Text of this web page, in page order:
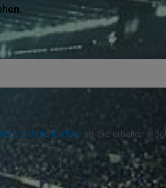
Datenschutzrichtlinie an. Sie erhalten